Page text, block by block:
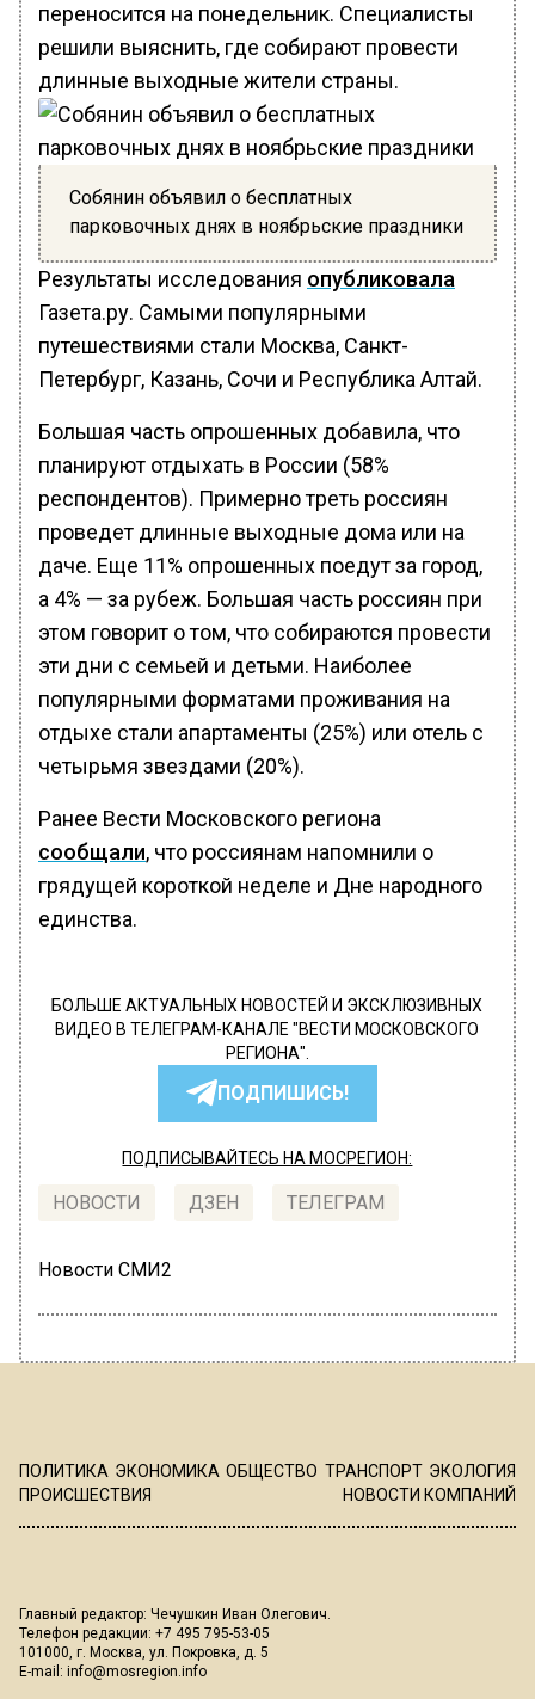
переносится на понедельник. Специалисты
решили выяснить, где собирают провести
длинные выходные жители страны.
Собянин объявил о бесплатных
парковочных днях в ноябрьские праздники
Результаты исследования опубликовала
Газета.ру. Самыми популярными
путешествиями стали Москва, Санкт-
Петербург, Казань, Сочи и Республика Алтай.
Большая часть опрошенных добавила, что
планируют отдыхать в России (58%
респондентов). Примерно треть россиян
проведет длинные выходные дома или на
даче. Еще 11% опрошенных поедут за город,
а 4% — за рубеж. Большая часть россиян при
этом говорит о том, что собираются провести
эти дни с семьей и детьми. Наиболее
популярными форматами проживания на
отдыхе стали апартаменты (25%) или отель с
четырьмя звездами (20%).
Ранее Вести Московского региона
сообщали, что россиянам напомнили о
грядущей короткой неделе и Дне народного
единства.
БОЛЬШЕ АКТУАЛЬНЫХ НОВОСТЕЙ И ЭКСКЛЮЗИВНЫХ
ВИДЕО В ТЕЛЕГРАМ-КАНАЛЕ "ВЕСТИ МОСКОВСКОГО
РЕГИОНА".
ПОДПИШИСЬ!
ПОДПИСЫВАЙТЕСЬ НА МОСРЕГИОН:
НОВОСТИ ДЗЕН ТЕЛЕГРАМ
Новости СМИ2
ПОЛИТИКА ЭКОНОМИКА ОБЩЕСТВО ТРАНСПОРТ ЭКОЛОГИЯ
ПРОИСШЕСТВИЯ
НОВОСТИ КОМПАНИЙ
Главный редактор: Чечушкин Иван Олегович.
Телефон редакции: +7 495 795-53-05
101000, г. Москва, ул. Покровка, д. 5
E-mail: info@mosregion.info